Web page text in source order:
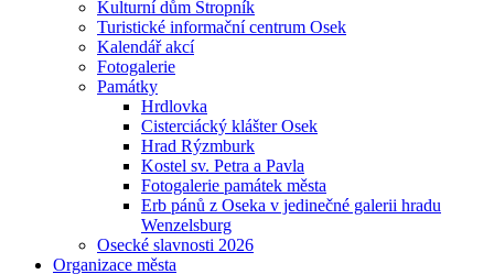
Kulturní dům Stropník
Turistické informační centrum Osek
Kalendář akcí
Fotogalerie
Památky
Hrdlovka
Cisterciácký klášter Osek
Hrad Rýzmburk
Kostel sv. Petra a Pavla
Fotogalerie památek města
Erb pánů z Oseka v jedinečné galerii hradu
Wenzelsburg
Osecké slavnosti 2026
Organizace města